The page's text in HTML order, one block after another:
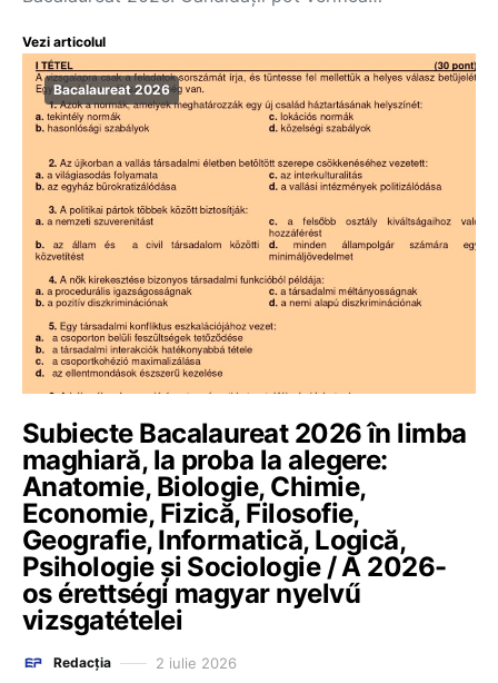
Vezi articolul
Bacalaureat 2026
Subiecte Bacalaureat 2026 în limba
maghiară, la proba la alegere:
Anatomie, Biologie, Chimie,
Economie, Fizică, Filosofie,
Geografie, Informatică, Logică,
Psihologie și Sociologie / A 2026-
os érettségi magyar nyelvű
vizsgatételei
Redacția 2 iulie 2026